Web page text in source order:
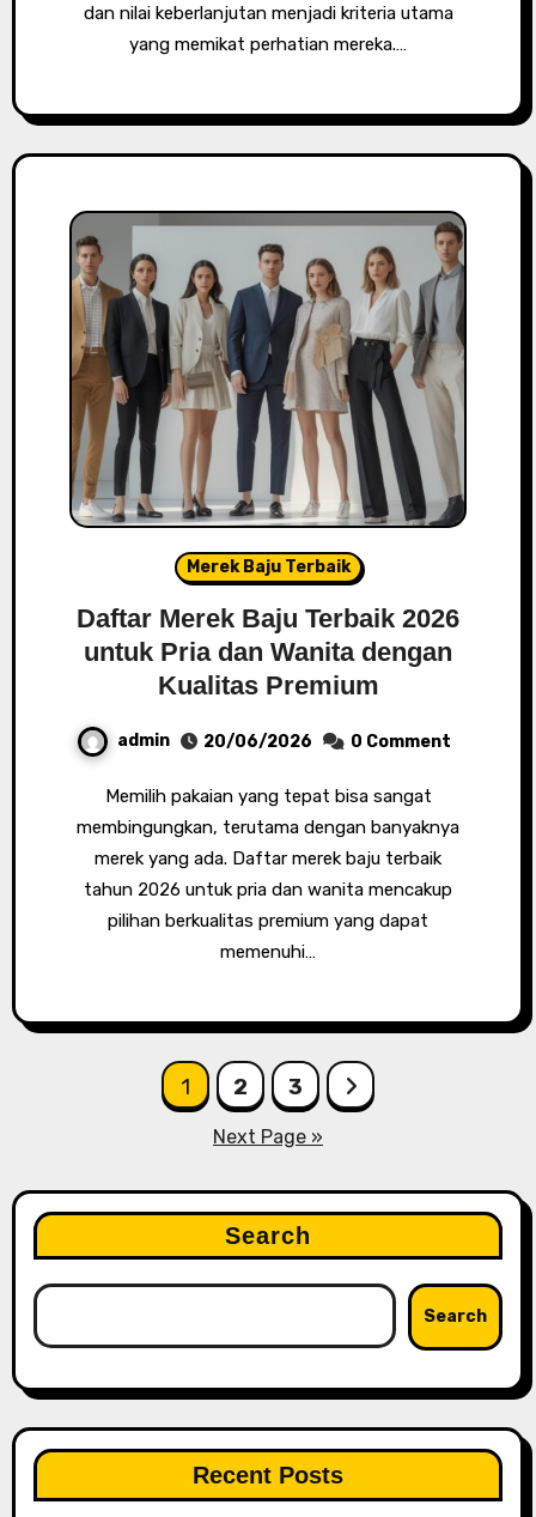
dan nilai keberlanjutan menjadi kriteria utama
yang memikat perhatian mereka.…
Merek Baju Terbaik
Daftar Merek Baju Terbaik 2026
untuk Pria dan Wanita dengan
Kualitas Premium
admin 20/06/2026 0 Comment
Memilih pakaian yang tepat bisa sangat
membingungkan, terutama dengan banyaknya
merek yang ada. Daftar merek baju terbaik
tahun 2026 untuk pria dan wanita mencakup
pilihan berkualitas premium yang dapat
memenuhi…
1 2 3
Next Page »
Search
Search
Recent Posts